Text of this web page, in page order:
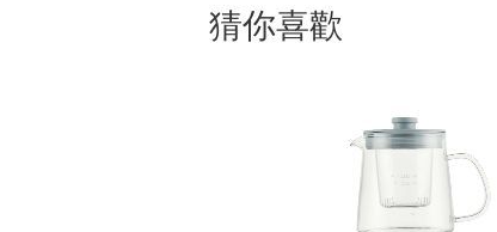
猜你喜歡